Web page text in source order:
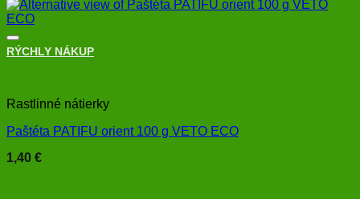
+
RÝCHLY NÁKUP
Rastlinné nátierky
Paštéta PATIFU orient 100 g VETO ECO
1,40 €